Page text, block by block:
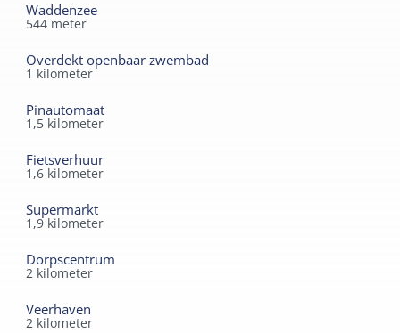
Waddenzee
544 meter
Overdekt openbaar zwembad
1 kilometer
Pinautomaat
1,5 kilometer
Fietsverhuur
1,6 kilometer
Supermarkt
1,9 kilometer
Dorpscentrum
2 kilometer
Veerhaven
2 kilometer